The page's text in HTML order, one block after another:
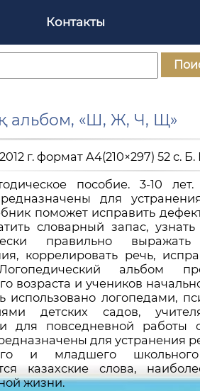
Контакты
альбом, «Ш, Ж, Ч, Щ»
2012 г. формат A4(210×297) 52 с.
пособие. 3-10
для
поможет исправить
словарный запас,
правильно
коррелировать речь,
альбом
возраста и учеников
использовано логопедами,
детских садов,
для повседневной работы
для устранения
и младшего
казахские слова,
жизни.